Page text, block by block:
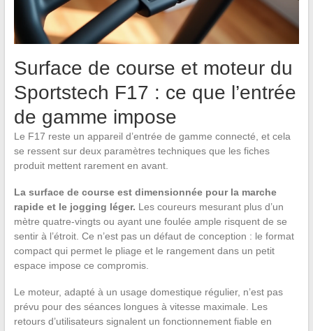
Surface de course et moteur du
Sportstech F17 : ce que l’entrée
de gamme impose
Le F17 reste un appareil d’entrée de gamme connecté, et cela
se ressent sur deux paramètres techniques que les fiches
produit mettent rarement en avant.
La surface de course est dimensionnée pour la marche
rapide et le jogging léger. Les coureurs mesurant plus d’un
mètre quatre-vingts ou ayant une foulée ample risquent de se
sentir à l’étroit. Ce n’est pas un défaut de conception : le format
compact qui permet le pliage et le rangement dans un petit
espace impose ce compromis.
Le moteur, adapté à un usage domestique régulier, n’est pas
prévu pour des séances longues à vitesse maximale. Les
retours d’utilisateurs signalent un fonctionnement fiable en